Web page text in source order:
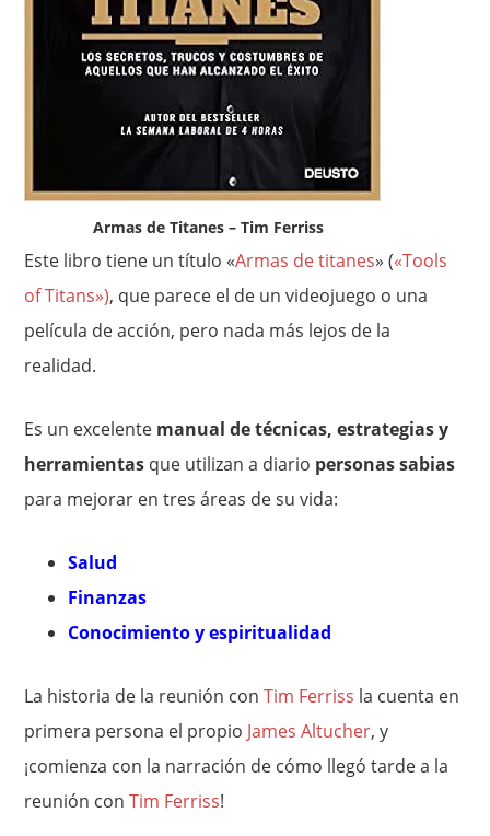
Armas de Titanes – Tim Ferriss
Este libro tiene un título «Armas de titanes» («Tools
of Titans»), que parece el de un videojuego o una
película de acción, pero nada más lejos de la
realidad.
Es un excelente manual de técnicas, estrategias y
herramientas que utilizan a diario personas sabias
para mejorar en tres áreas de su vida:
Salud
Finanzas
Conocimiento y espiritualidad
La historia de la reunión conTim Ferriss la cuenta en
primera persona el propio James Altucher, y
¡comienza con la narración de cómo llegó tarde a la
reunión conTim Ferriss!